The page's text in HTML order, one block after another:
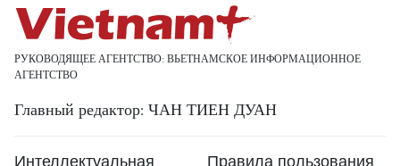
РУКОВОДЯЩЕЕ АГЕНТСТВО: ВЬЕТНАМСКОЕ ИНФОРМАЦИОННОЕ
АГЕНТСТВО
Главный редактор: ЧАН ТИЕН ДУАН
Интеллектуальная
Правила пользования